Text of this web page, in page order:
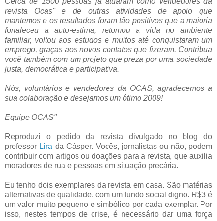
revista Ocas'' e de outras atividades de apoio que
mantemos e os resultados foram tão positivos que a maioria
fortaleceu a auto-estima, retomou a vida no ambiente
familiar, voltou aos estudos e muitos até conquistaram um
emprego, graças aos novos contatos que fizeram. Contribua
você também com um projeto que preza por uma sociedade
justa, democrática e participativa.
Nós, voluntários e vendedores da OCAS, agradecemos a
sua colaboração e desejamos um ótimo 2009!
Equipe OCAS"
Reproduzi o pedido da revista divulgado no blog do
professor Lira da Cásper. Vocês, jornalistas ou não, podem
contribuir com artigos ou doações para a revista, que auxilia
moradores de rua e pessoas em situação precária.
Eu tenho dois exemplares da revista em casa. São matérias
alternativas de qualidade, com um fundo social digno. R$3 é
um valor muito pequeno e simbólico por cada exemplar. Por
isso, nestes tempos de crise, é necessário dar uma força